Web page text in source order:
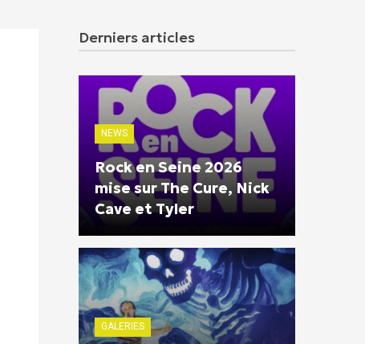
Derniers articles
NEWS
Rock en Seine 2026
mise sur The Cure, Nick
Cave et Tyler
GALERIES